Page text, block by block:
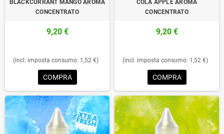
BLACKCURRANT MANGO AROMA
CONCENTRATO
9,20 €
(incl. imposta consumo: 1,52 €)
COMPRA
COLA APPLE AROMA
CONCENTRATO
9,20 €
(incl. imposta consumo: 1,52 €)
COMPRA